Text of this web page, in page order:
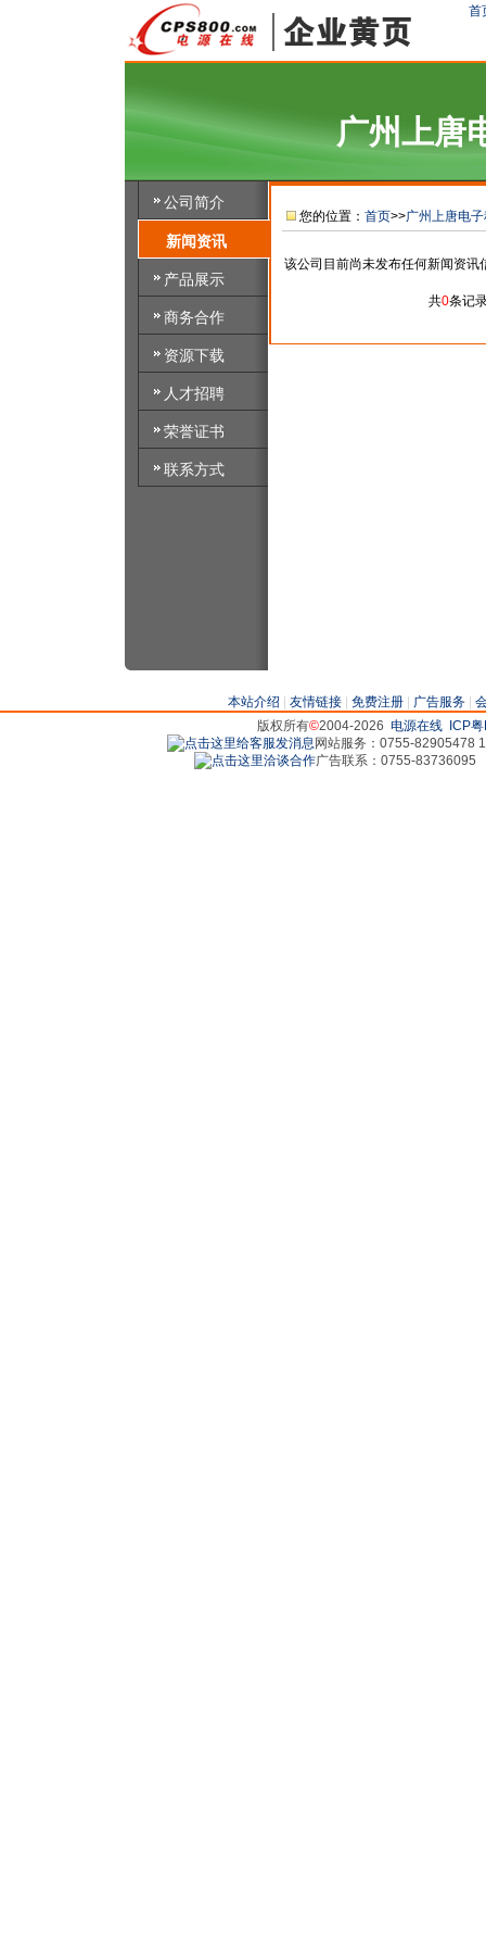
首
广州上唐
公司简介
新闻资讯
产品展示
商务合作
资源下载
人才招聘
荣誉证书
联系方式
您的位置： 首页>>广州上唐电
该公司目前尚未发布任何新闻资讯
共0条记
本站介绍 友情链接| 免费注册| 广告服务|
版权所有©2004-2026 电源在线
ICP
网站服务：0755-82905478
广告联系：0755-83736095